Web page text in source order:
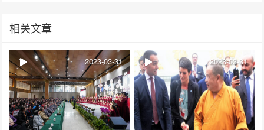
相关文章
2023-03-31 2023-03-31